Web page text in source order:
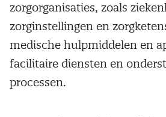
zorgorganisaties, zoals
zorginstellingen en
medische hulpmiddelen en
facilitaire diensten en
processen.